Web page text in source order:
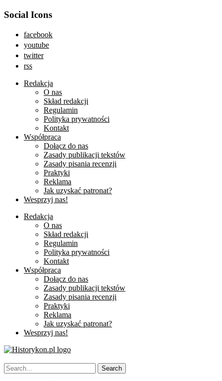
Social Icons
facebook
youtube
twitter
rss
Redakcja
O nas
Skład redakcji
Regulamin
Polityka prywatności
Kontakt
Współpraca
Dołącz do nas
Zasady publikacji tekstów
Zasady pisania recenzji
Praktyki
Reklama
Jak uzyskać patronat?
Wesprzyj nas!
Redakcja
O nas
Skład redakcji
Regulamin
Polityka prywatności
Kontakt
Współpraca
Dołącz do nas
Zasady publikacji tekstów
Zasady pisania recenzji
Praktyki
Reklama
Jak uzyskać patronat?
Wesprzyj nas!